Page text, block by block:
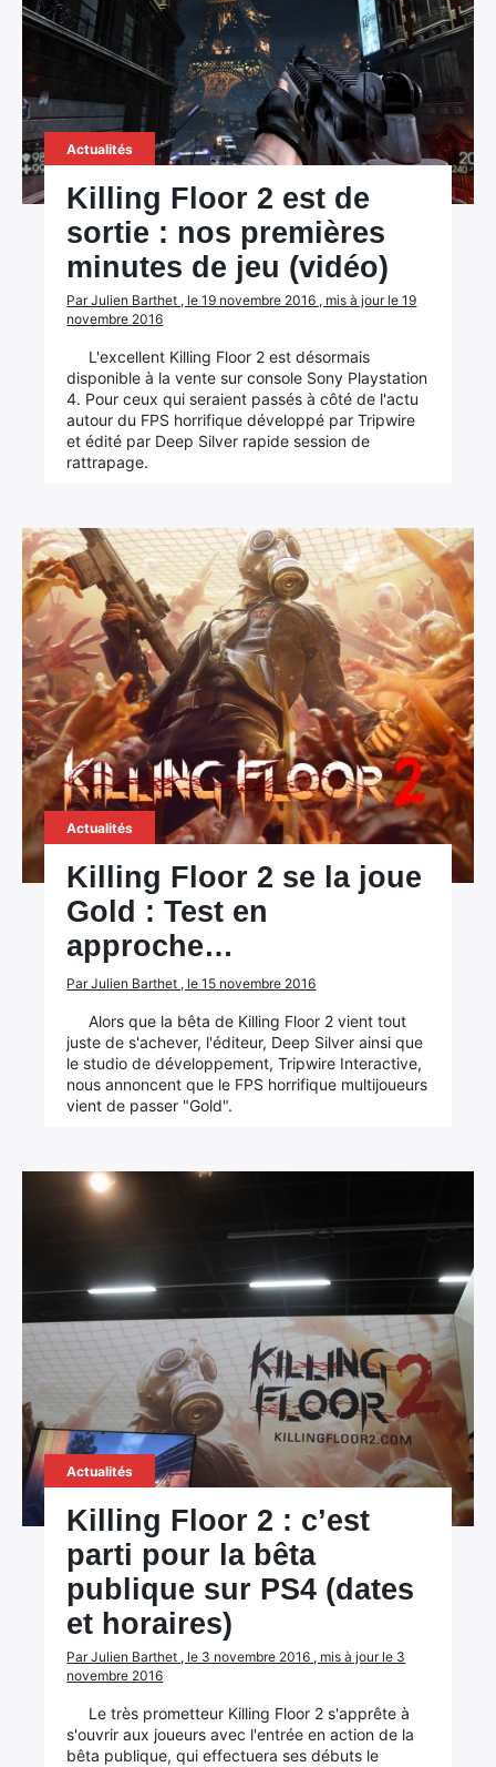
Actualités
Killing Floor 2 est de
sortie : nos premières
minutes de jeu (vidéo)
Par Julien Barthet , le 19 novembre 2016 , mis à jour le 19
novembre 2016
L'excellent Killing Floor 2 est désormais
disponible à la vente sur console Sony Playstation
4. Pour ceux qui seraient passés à côté de l'actu
autour du FPS horrifique développé par Tripwire
et édité par Deep Silver rapide session de
rattrapage.
Actualités
Killing Floor 2 se la joue
Gold : Test en
approche…
Par Julien Barthet , le 15 novembre 2016
Alors que la bêta de Killing Floor 2 vient tout
juste de s'achever, l'éditeur, Deep Silver ainsi que
le studio de développement, Tripwire Interactive,
nous annoncent que le FPS horrifique multijoueurs
vient de passer "Gold".
Actualités
Killing Floor 2 : c’est
parti pour la bêta
publique sur PS4 (dates
et horaires)
Par Julien Barthet , le 3 novembre 2016 , mis à jour le 3
novembre 2016
Le très prometteur Killing Floor 2 s'apprête à
s'ouvrir aux joueurs avec l'entrée en action de la
bêta publique, qui effectuera ses débuts le
Rechercher